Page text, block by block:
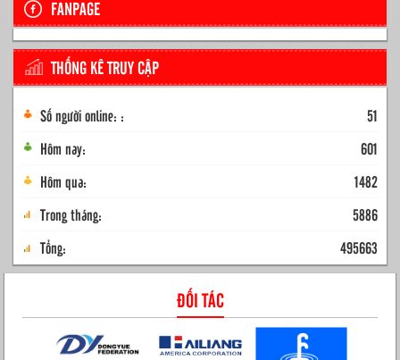
FANPAGE
THỐNG KÊ TRUY CẬP
Số người online: :
51
Hôm nay:
601
Hôm qua:
1482
Trong tháng:
5886
Tổng:
495663
ĐỐI TÁC